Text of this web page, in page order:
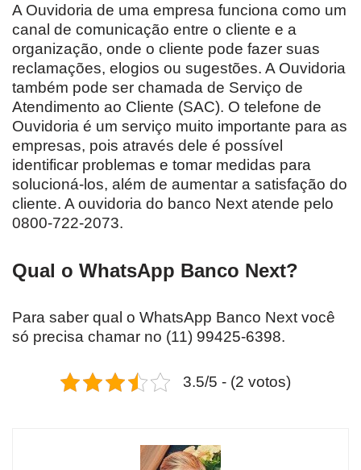
A Ouvidoria de uma empresa funciona como um
canal de comunicação entre o cliente e a
organização, onde o cliente pode fazer suas
reclamações, elogios ou sugestões. A Ouvidoria
também pode ser chamada de Serviço de
Atendimento ao Cliente (SAC). O telefone de
Ouvidoria é um serviço muito importante para as
empresas, pois através dele é possível
identificar problemas e tomar medidas para
solucioná-los, além de aumentar a satisfação do
cliente. A ouvidoria do banco Next atende pelo
0800-722-2073.
Qual o WhatsApp Banco Next?
Para saber qual o WhatsApp Banco Next você
só precisa chamar no (11) 99425-6398.
3.5/5 - (2 votos)